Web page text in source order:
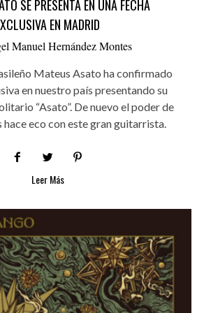
SE PRESENTA EN UNA FECHA
EN MADRID
Manuel Hernández Montes
Mateus Asato ha confirmado
en nuestro país presentando su
“Asato”. De nuevo el poder de
hace eco con este gran guitarrista.
Leer Más